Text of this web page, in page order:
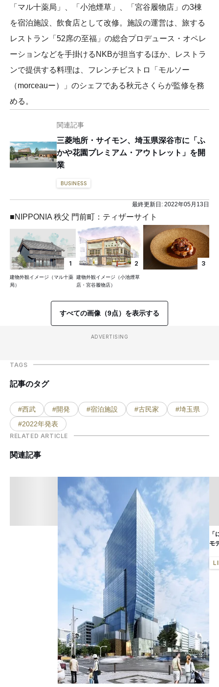
「マル十薬局」、「小池煙草」、「宮谷履物店」の3棟
を宿泊施設、飲食店として改修。施設の運営は、旅する
レストラン「52席の至福」の総合プロデュース・オペレ
ーションなどを手掛けるNKBが担当するほか、レストラ
ンで提供する料理は、フレンチビストロ「モルソー
（morceauー）」のシェフである秋元さくらが監修を務
める。
関連記事
三菱地所・サイモン、埼玉県深谷市に「ふ
かや花園プレミアム・アウトレット」を開
業
BUSINESS
最終更新日: 2022年05月13日
■NIPPONIA 秩父 門前町：ティザーサイト
1
建物外観イメージ（マル十薬
局）
2
建物外観イメージ（小池煙草
店・宮谷履物店）
3
すべての画像（9点）を表示する
ADVERTISING
TAGS
記事のタグ
#西武 #開発 #宿泊施設 #古民家
#埼玉県
#2022年発表
RELATED ARTICLE
関連記事
モ